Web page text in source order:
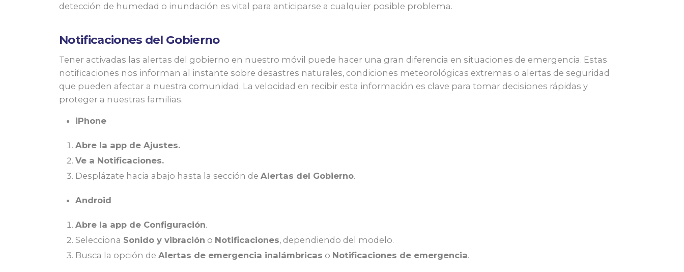
detección de humedad o inundación es vital para anticiparse a cualquier posible problema.
Notificaciones del Gobierno
Tener activadas las alertas del gobierno en nuestro móvil puede hacer una gran diferencia en situaciones de emergencia. Estas
notificaciones nos informan al instante sobre desastres naturales, condiciones meteorológicas extremas o alertas de seguridad
que pueden afectar a nuestra comunidad. La velocidad en recibir esta información es clave para tomar decisiones rápidas y
proteger a nuestras familias.
iPhone
Abre la app de Ajustes.
Ve a Notificaciones.
Desplázate hacia abajo hasta la sección de Alertas del Gobierno.
Android
Abre la app de Configuración.
Selecciona Sonido y vibración o Notificaciones, dependiendo del modelo.
Busca la opción de Alertas de emergencia inalámbricas o Notificaciones de emergencia.